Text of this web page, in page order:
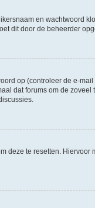
en wachtwoord
dit door de beheerder
op (controleer de e-
dat forums om de
deze te resetten.